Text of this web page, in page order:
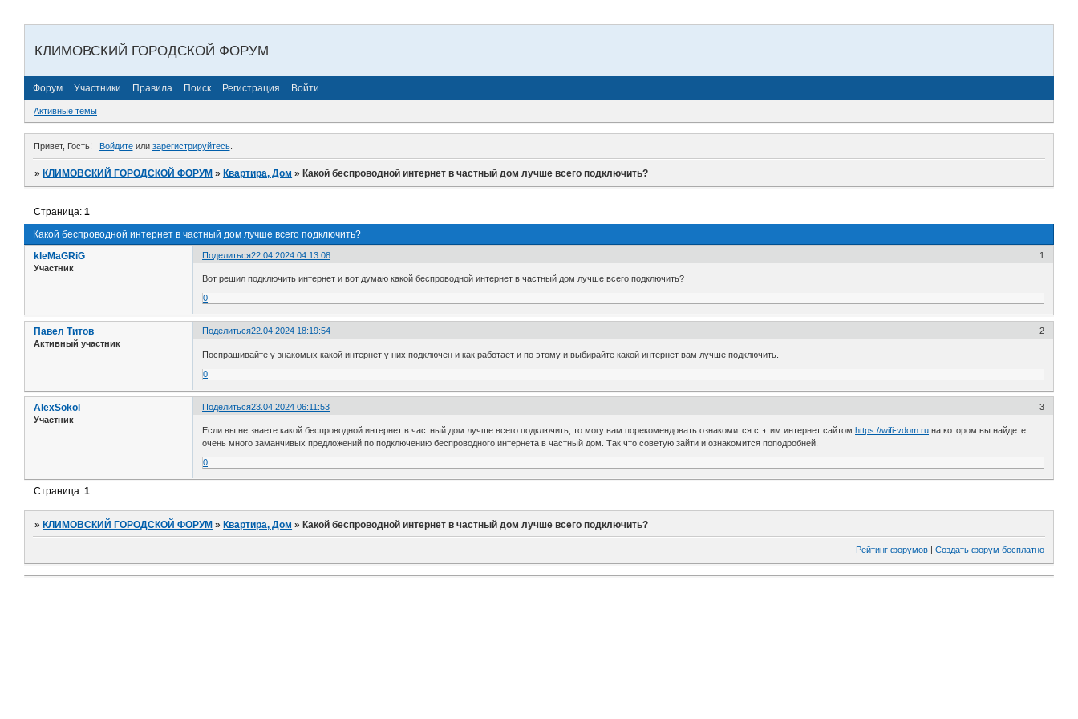
КЛИМОВСКИЙ ГОРОДСКОЙ ФОРУМ
Форум Участники Правила Поиск Регистрация Войти
Активные темы
Привет, Гость! Войдитеили зарегистрируйтесь.
»КЛИМОВСКИЙ ГОРОДСКОЙ ФОРУМ »Квартира, Дом »Какой беспроводной интернет в частный дом лучше всего подключить?
Какой беспроводной интернет в частный дом лучше всего подключить?
Страница:1
Поделиться 1
22.04.2024 04:13:08
kleMaGRiG
Участник
Вот решил подключить интернет и вот думаю какой беспроводной интернет в частный дом лучше всего подключить?
0
Поделиться 2
22.04.2024 18:19:54
Павел Титов
Активный участник
Поспрашивайте у знакомых какой интернет у них подключен и как работает и по этому и выбирайте какой интернет вам лучше подключить.
0
Поделиться 3
23.04.2024 06:11:53
AlexSokol
Участник
Если вы не знаете какой беспроводной интернет в частный дом лучше всего подключить, то могу вам порекомендовать ознакомится с этим интернет сайтомhttps://wifi-vdom.ru на котором вы найдете
очень много заманчивых предложений по подключению беспроводного интернета в частный дом. Так что советую зайти и ознакомится поподробней.
0
Страница:1
»КЛИМОВСКИЙ ГОРОДСКОЙ ФОРУМ »Квартира, Дом »Какой беспроводной интернет в частный дом лучше всего подключить?
Рейтинг форумов | Создать форум бесплатно